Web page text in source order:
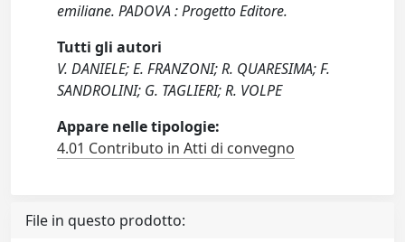
emiliane. PADOVA : Progetto Editore.
Tutti gli autori
V. DANIELE; E. FRANZONI; R. QUARESIMA; F.
SANDROLINI; G. TAGLIERI; R. VOLPE
Appare nelle tipologie:
4.01 Contributo in Atti di convegno
File in questo prodotto: